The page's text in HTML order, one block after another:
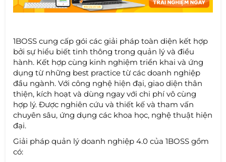
1BOSS cung cấp gói các giải pháp toàn diện kết hợp
bởi sự hiểu biết tinh thông trong quản lý và điều
hành. Kết hợp cùng kinh nghiệm triển khai và ứng
dụng từ những best practice từ các doanh nghiệp
đầu ngành. Với công nghệ hiện đại, giao diện thân
thiện, kích hoạt và dùng ngay với chi phí vô cùng
hợp lý. Được nghiên cứu và thiết kế và tham vấn
chuyên sâu, ứng dụng các khoa học, nghệ thuật hiện
đại.
Giải pháp quản lý doanh nghiệp 4.0 của 1BOSS gồm
có: